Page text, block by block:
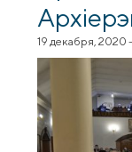
19 декабря, 2020